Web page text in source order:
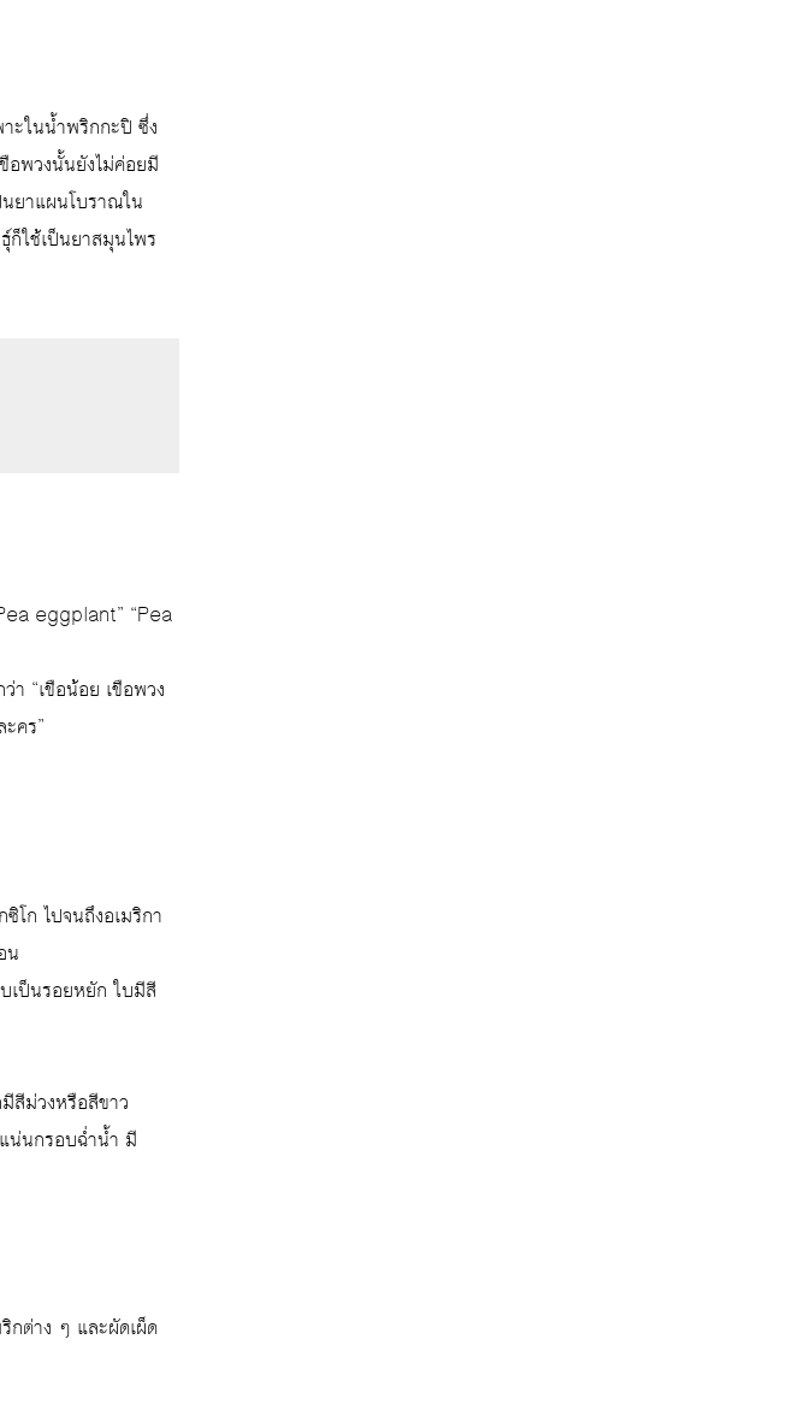
ะในน้ำพริกกะปิ ซึ่ง
พวงนั้นยังไม่ค่อยมี
ยาแผนโบราณใน
ก็ใช้เป็นยาสมุนไพร
eggplant” “Pea
า “เขือน้อย เขือพวง
คร”
โก ไปจนถึงอเมริกา
น
เป็นรอยหยัก ใบมีสี
สีม่วงหรือสีขาว
น่นกรอบฉ่ำน้ำ มี
กต่าง ๆ และผัดเผ็ด